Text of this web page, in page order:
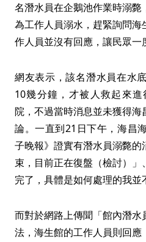
名潛水員在企鵝池作業時溺
為工作人員溺水，趕緊詢問
作人員並沒有回應，讓民眾一
網友表示，該名潛水員在水
10幾分鐘，才被人救起來
院，不過當時消息並未獲得
論。一直到21日下午，海昌
子晚報》證實有潛水員溺斃
束，目前正在復盤（檢討）
完了，具體是如何處理的我並
而對於網路上傳聞「館內潛
法，海生館的工作人員則回